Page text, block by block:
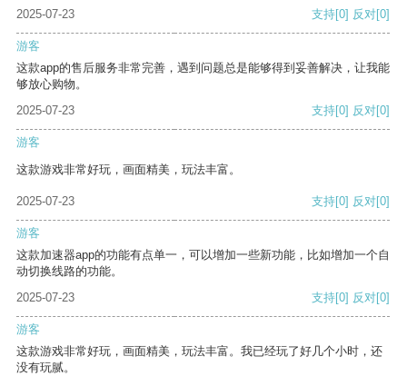
2025-07-23 支持[0] 反对[0]
游客
这款app的售后服务非常完善，遇到问题总是能够得到妥善解决，让我能
够放心购物。
2025-07-23
支持[0] 反对[0]
游客
这款游戏非常好玩，画面精美，玩法丰富。
2025-07-23 支持[0] 反对[0]
游客
这款加速器app的功能有点单一，可以增加一些新功能，比如增加一个自
动切换线路的功能。
2025-07-23
支持[0] 反对[0]
游客
这款游戏非常好玩，画面精美，玩法丰富。我已经玩了好几个小时，还
没有玩腻。